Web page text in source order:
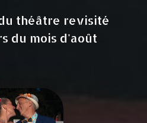
théâtre revisité
du mois d'août